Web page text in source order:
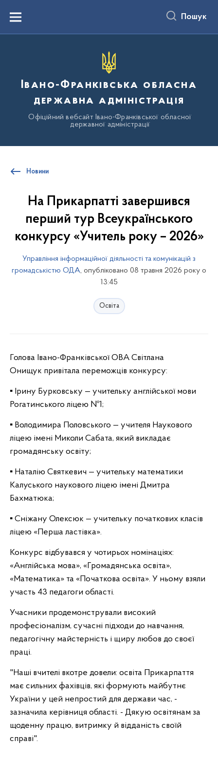
вмістуMenu Пошук
Івано-Франківська обласна
державна адміністрація
Офіційний вебсайт Івано-Франківської обласної
державної адміністрації
Новини
На Прикарпатті завершився
перший тур Всеукраїнського
конкурсу «Учитель року – 2026»
Управління інформаційної діяльності та комунікацій з
громадськістю ОДА, опубліковано 08 травня 2026 року о
13:45
Освіта
Голова Івано-Франківської ОВА Світлана
Онищук привітала переможців конкурсу:
▪️ Ірину Бурковську — учительку англійської мови
Рогатинського ліцею №1;
▪️ Володимира Половського — учителя Наукового
ліцею імені Миколи Сабата, який викладає
громадянську освіту;
▪️ Наталію Святкевич — учительку математики
Калуського наукового ліцею імені Дмитра
Бахматюка;
▪️ Сніжану Олексюк — учительку початкових класів
ліцею «Перша ластівка».
Конкурс відбувався у чотирьох номінаціях:
«Англійська мова», «Громадянська освіта»,
«Математика» та «Початкова освіта». У ньому взяли
участь 43 педагоги області.
Учасники продемонстрували високий
професіоналізм, сучасні підходи до навчання,
педагогічну майстерність і щиру любов до своєї
праці.
"Наші вчителі вкотре довели: освіта Прикарпаття
має сильних фахівців, які формують майбутнє
України у цей непростий для держави час, -
зазначила керівниця області. - Дякую освітянам за
щоденну працю, витримку й відданість своїй
справі".